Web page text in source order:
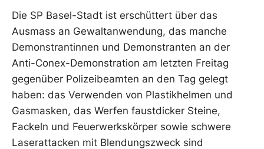
Die SP Basel-Stadt ist erschüttert über das
Ausmass an Gewaltanwendung, das manche
Demonstrantinnen und Demonstranten an der
Anti-Conex-Demonstration am letzten Freitag
gegenüber Polizeibeamten an den Tag gelegt
haben: das Verwenden von Plastikhelmen und
Gasmasken, das Werfen faustdicker Steine,
Fackeln und Feuerwerkskörper sowie schwere
Laserattacken mit Blendungszweck sind